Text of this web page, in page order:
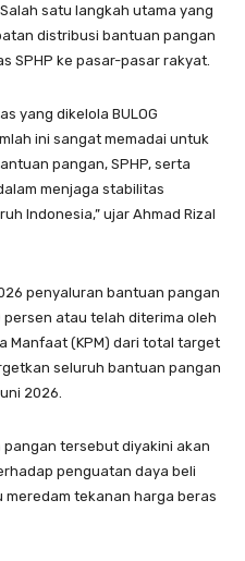
satu langkah utama yang
distribusi bantuan pangan
SPHP ke pasar-pasar rakyat.
yang dikelola BULOG
ini sangat memadai untuk
pangan, SPHP, serta
menjaga stabilitas
Indonesia,” ujar Ahmad Rizal
penyaluran bantuan pangan
atau telah diterima oleh
Manfaat (KPM) dari total target
seluruh bantuan pangan
2026.
tersebut diyakini akan
penguatan daya beli
tekanan harga beras